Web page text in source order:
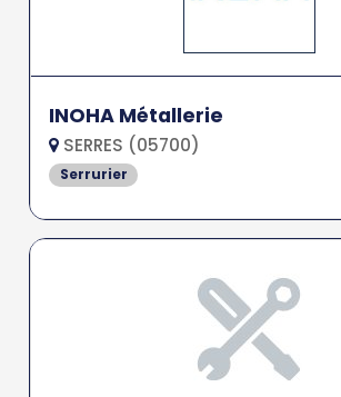
INOHA Métallerie
SERRES (05700)
Serrurier